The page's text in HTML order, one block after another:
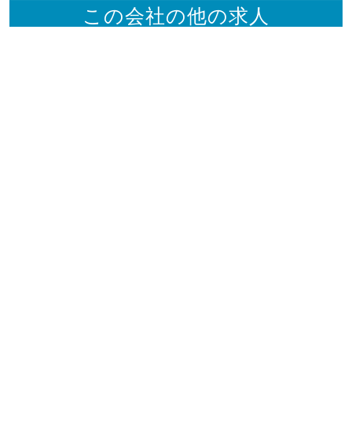
この会社の他の求人